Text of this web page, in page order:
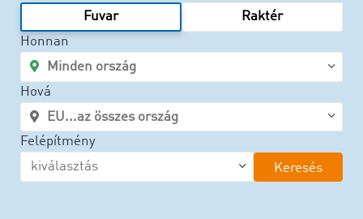
Fuvar
Raktér
Honnan
Hová
Felépítmény
Keresés